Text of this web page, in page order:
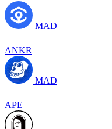
MAD
ANKR
MAD
APE